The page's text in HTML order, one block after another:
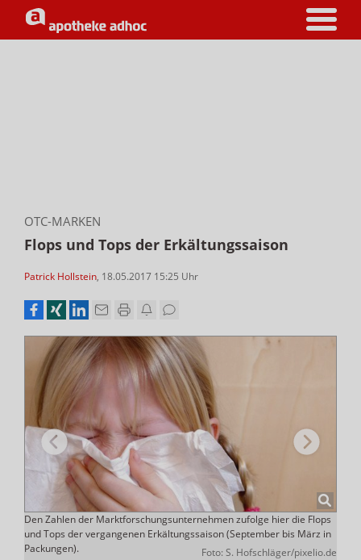
OTC-MARKEN
Flops und Tops der Erkältungssaison
Patrick Hollstein, 18.05.2017 15:25 Uhr
Den Zahlen der Marktforschungsunternehmen zufolge hier die Flops
und Tops der vergangenen Erkältungssaison (September bis März in
Packungen).
Foto: S. Hofschläger/pixelio.de